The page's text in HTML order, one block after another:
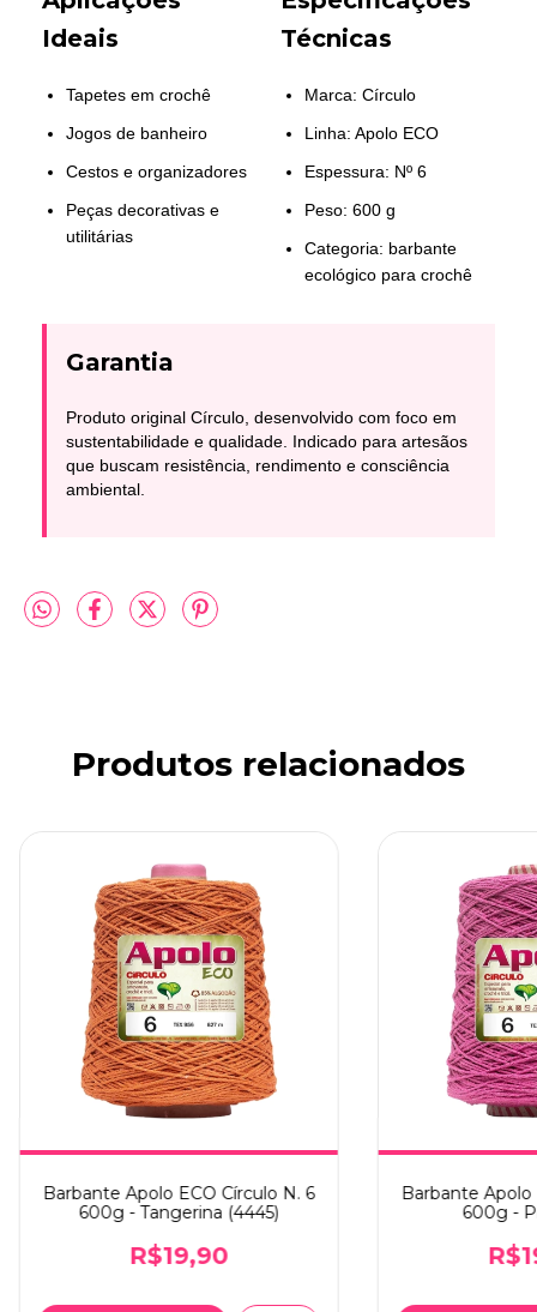
Ideais
Tapetes em crochê
Jogos de banheiro
Cestos e organizadores
Peças decorativas e
utilitárias
Técnicas
Marca: Círculo
Linha: Apolo ECO
Espessura: Nº 6
Peso: 600 g
Categoria: barbante
ecológico para crochê
Garantia
Produto original Círculo, desenvolvido com foco em
sustentabilidade e qualidade. Indicado para artesãos
que buscam resistência, rendimento e consciência
ambiental.
Produtos relacionados
Barbante Apolo ECO Círculo N. 6
600g - Tangerina (4445)
R$19,90
Barbante Apolo
600g -